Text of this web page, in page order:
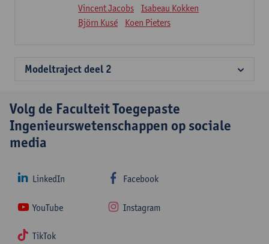
Vincent Jacobs
Isabeau Kokken
Björn Kusé
Koen Pieters
Modeltraject deel 2
Volg de Faculteit Toegepaste
Ingenieurswetenschappen op sociale
media
LinkedIn Facebook
YouTube Instagram
TikTok